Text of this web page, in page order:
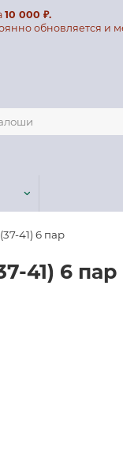
10 000 ₽.
обновляется и
41) 6 пар
41) 6 пар